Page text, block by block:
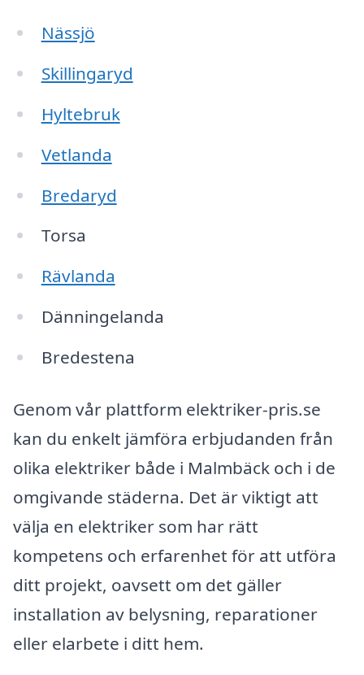
Nässjö
Skillingaryd
Hyltebruk
Vetlanda
Bredaryd
Torsa
Rävlanda
Dänningelanda
Bredestena
Genom vår plattform elektriker-pris.se
kan du enkelt jämföra erbjudanden från
olika elektriker både i Malmbäck och i de
omgivande städerna. Det är viktigt att
välja en elektriker som har rätt
kompetens och erfarenhet för att utföra
ditt projekt, oavsett om det gäller
installation av belysning, reparationer
eller elarbete i ditt hem.